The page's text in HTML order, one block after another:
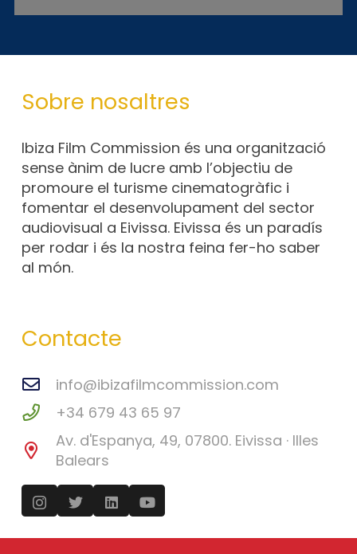
Sobre nosaltres
Ibiza Film Commission és una organització
sense ànim de lucre amb l’objectiu de
promoure el turisme cinematogràfic i
fomentar el desenvolupament del sector
audiovisual a Eivissa. Eivissa és un paradís
per rodar i és la nostra feina fer-ho saber
al món.
Contacte
info@ibizafilmcommission.com
+34 679 43 65 97
Av. d'Espanya, 49, 07800. Eivissa · Illes
Balears